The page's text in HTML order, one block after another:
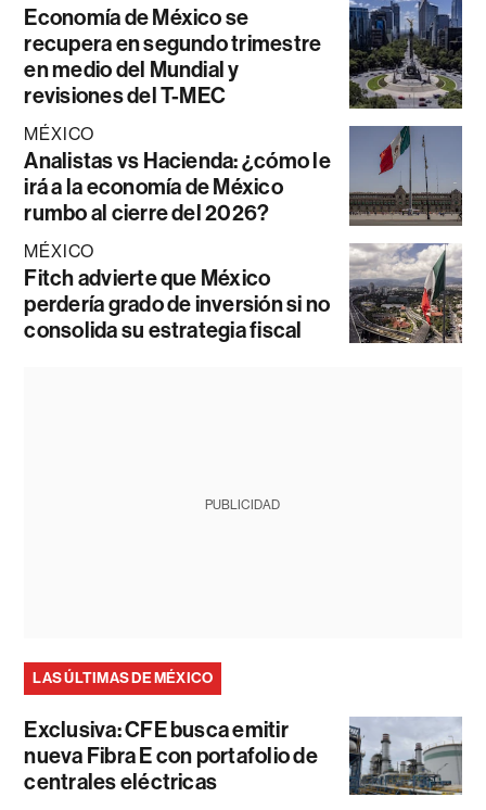
Economía de México se
recupera en segundo trimestre
en medio del Mundial y
revisiones del T-MEC
MÉXICO
Analistas vs Hacienda: ¿cómo le
irá a la economía de México
rumbo al cierre del 2026?
MÉXICO
Fitch advierte que México
perdería grado de inversión si no
consolida su estrategia fiscal
PUBLICIDAD
LAS ÚLTIMAS DE MÉXICO
Exclusiva: CFE busca emitir
nueva Fibra E con portafolio de
centrales eléctricas